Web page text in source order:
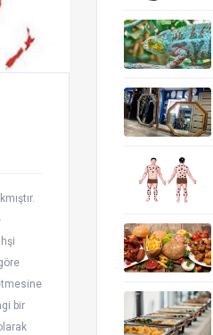
bir